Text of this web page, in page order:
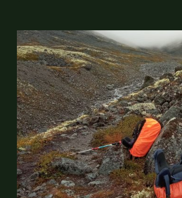
ОПЫТ
ДИЛЕТАНТА